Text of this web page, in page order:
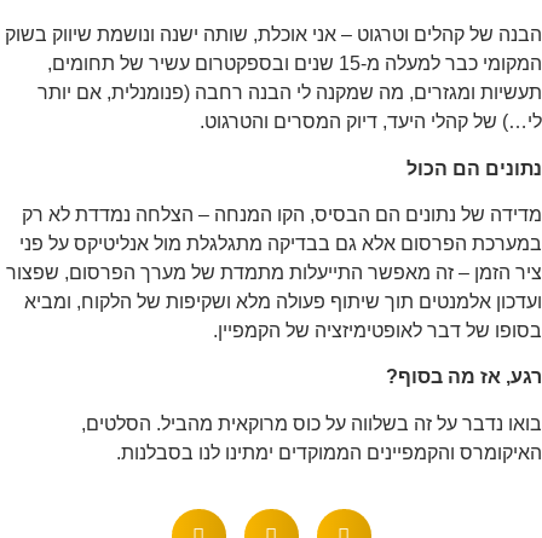
של קהלים וטרגוט – אני אוכלת, שותה ישנה ונושמת שיווק בשוק
המקומי כבר למעלה מ-15 שנים ובספקטרום עשיר של תחומים,
ומגזרים, מה שמקנה לי הבנה רחבה (פנומנלית, אם יותר
של קהלי היעד, דיוק המסרים והטרגוט.
הם הכול
של נתונים הם הבסיס, הקו המנחה – הצלחה נמדדת לא רק
הפרסום אלא גם בבדיקה מתגלגלת מול אנליטיקס על פני
הזמן – זה מאפשר התייעלות מתמדת של מערך הפרסום, שפצור
אלמנטים תוך שיתוף פעולה מלא ושקיפות של הלקוח, ומביא
של דבר לאופטימיזציה של הקמפיין.
אז מה בסוף?
נדבר על זה בשלווה על כוס מרוקאית מהביל. הסלטים,
והקמפיינים הממוקדים ימתינו לנו בסבלנות.